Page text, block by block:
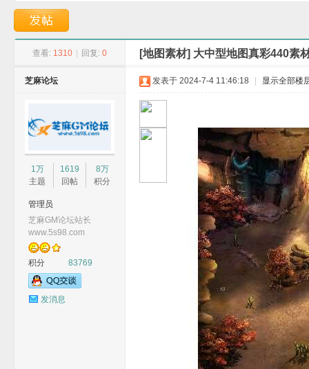
查看: 1310 回复: 0 [地图素材] 大中型地图真彩440素
芝麻论坛
1万
主题
1619
回帖
8万
积分
管理员
芝麻GM论坛站长
www.5s98.com
积分 83769
发消息
发表于 2024-7-4 11:46:18 显示全部楼